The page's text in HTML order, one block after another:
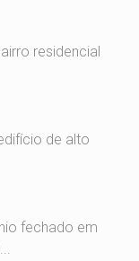
residencial
de alto
fechado em